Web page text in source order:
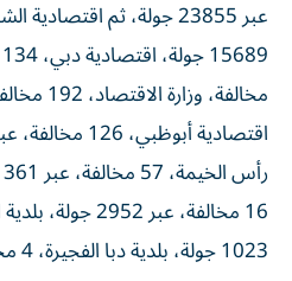
1023 جولة، بلدية دبا الفجيرة، 4 مخالفات، عبر 1398 جولة.